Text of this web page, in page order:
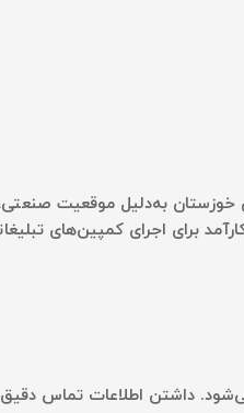
به‌دلیل موقعیت
برای اجرای کمپین‌های
داشتن اطلاعات تماس دقیق